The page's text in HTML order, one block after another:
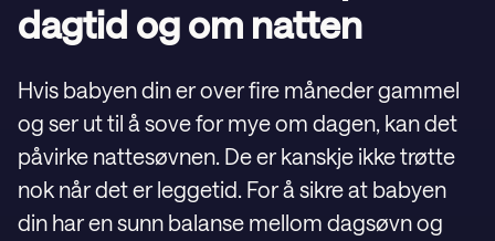
dagtid og om natten
Hvis babyen din er over fire måneder gammel
og ser ut til å sove for mye om dagen, kan det
påvirke nattesøvnen. De er kanskje ikke trøtte
nok når det er leggetid. For å sikre at babyen
din har en sunn balanse mellom dagsøvn og